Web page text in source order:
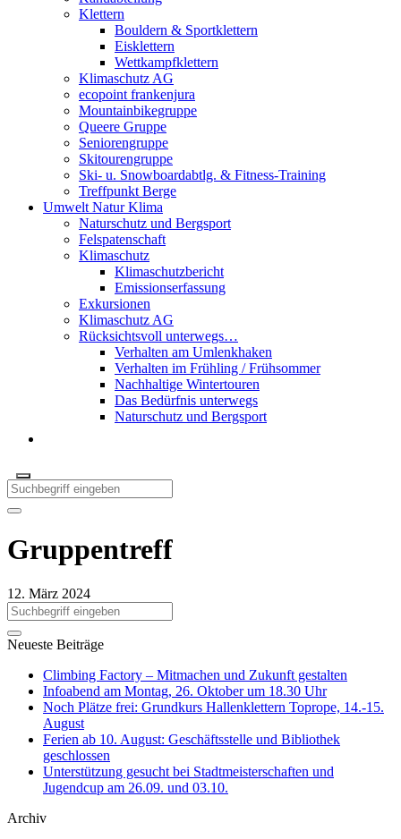
Klettern
Bouldern & Sportklettern
Eisklettern
Wettkampfklettern
Klimaschutz AG
ecopoint frankenjura
Mountainbikegruppe
Queere Gruppe
Seniorengruppe
Skitourengruppe
Ski- u. Snowboardabtlg. & Fitness-Training
Treffpunkt Berge
Umwelt Natur Klima
Naturschutz und Bergsport
Felspatenschaft
Klimaschutz
Klimaschutzbericht
Emissionserfassung
Exkursionen
Klimaschutz AG
Rücksichtsvoll unterwegs…
Verhalten am Umlenkhaken
Verhalten im Frühling / Frühsommer
Nachhaltige Wintertouren
Das Bedürfnis unterwegs
Naturschutz und Bergsport
Gruppentreff
12. März 2024
Neueste Beiträge
Climbing Factory – Mitmachen und Zukunft gestalten
Infoabend am Montag, 26. Oktober um 18.30 Uhr
Noch Plätze frei: Grundkurs Hallenklettern Toprope, 14.-15.
August
Ferien ab 10. August: Geschäftsstelle und Bibliothek
geschlossen
Unterstützung gesucht bei Stadtmeisterschaften und
Jugendcup am 26.09. und 03.10.
Archiv